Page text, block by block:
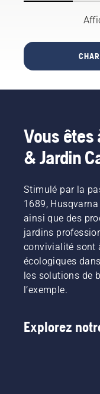
sont
lorsque
convient
le mieux
à vos
besoins.
des
à
Les
à
la
Vous êtes
& Jardin
Stimulé par la
1689,
ainsi que des
jardins
convivialité sont
écologiques
les solutions de
l’exemple.
Explorez